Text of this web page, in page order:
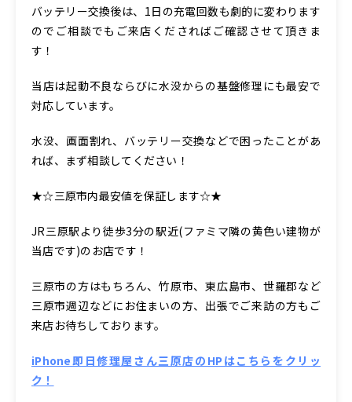
バッテリー交換後は、1日の充電回数も劇的に変わります
のでご相談でもご来店くださればご確認させて頂きま
す！
当店は起動不良ならびに水没からの基盤修理にも最安で
対応しています。
水没、画面割れ、バッテリー交換などで困ったことがあ
れば、まず相談してください！
★☆三原市内最安値を保証します☆★
JR三原駅より徒歩3分の駅近(ファミマ隣の黄色い建物が
当店です)のお店です！
三原市の方はもちろん、竹原市、東広島市、世羅郡など
三原市週辺などにお住まいの方、出張でご来訪の方もご
来店お待ちしております。
iPhone即日修理屋さん三原店のHPはこちらをクリッ
ク！